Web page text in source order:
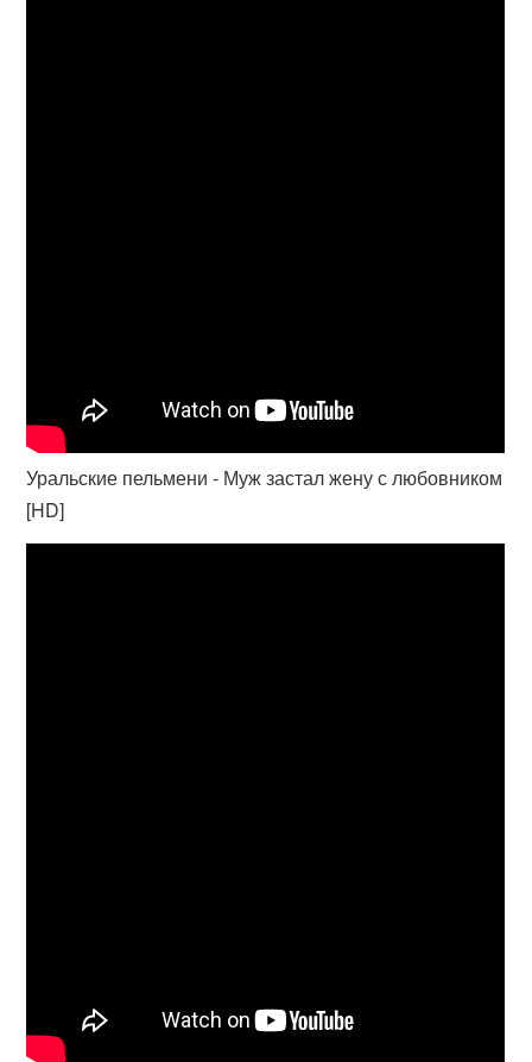
Уральские пельмени - Муж застал жену с любовником
[HD]